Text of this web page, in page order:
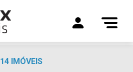
14 IMÓVEIS